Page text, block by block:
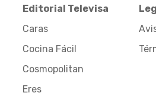
Editorial Televisa
Caras
Cocina Fácil
Cosmopolitan
Eres